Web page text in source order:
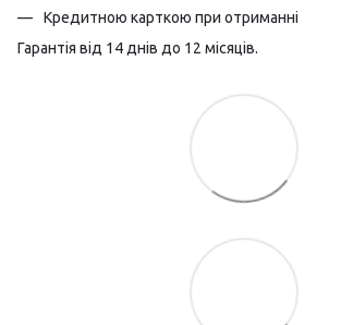
Кредитною карткою при отриманні
Гарантія від 14 днів до 12 місяців.